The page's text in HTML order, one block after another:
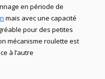
en période de
mais avec une capacité
pour des petites
mécanisme roulette est
à l’autre